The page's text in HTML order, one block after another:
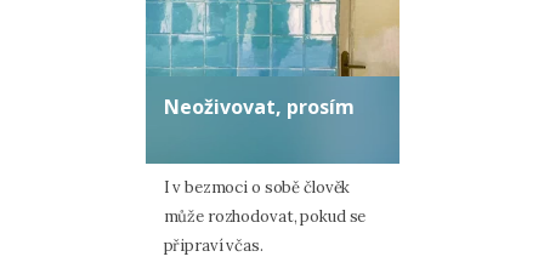
Neoživovat, prosím
I v bezmoci o sobě člověk
může rozhodovat, pokud se
připraví včas.